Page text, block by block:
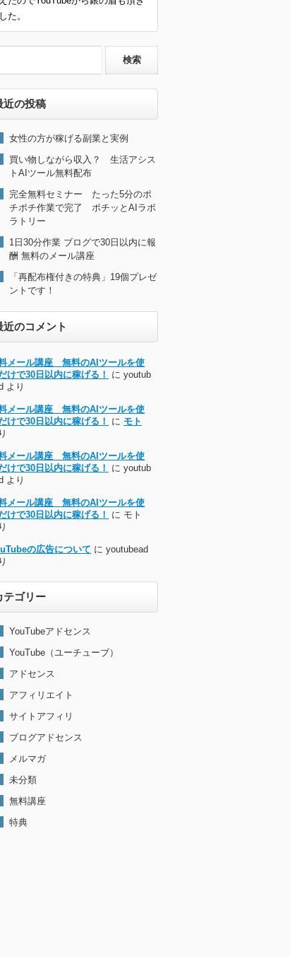
た。
近の投稿
女性の方が稼げる副業と実例
買い物しながら収入？ 生活アシス
トAIツール無料配布
完全無料セミナー たった5分のポ
チポチ作業で完了 ポチッとAIラボ
ラトリー
1日30分作業 ブログで30日以内に報
酬 無料のメール講座
「再配布権付きの特典」19個プレゼ
ントです！
近のコメント
メール講座 無料のAIツールを使
けで30日以内に稼げる！
に youtub
より
メール講座 無料のAIツールを使
けで30日以内に稼げる！
に モト
メール講座 無料のAIツールを使
けで30日以内に稼げる！
に youtub
より
メール講座 無料のAIツールを使
けで30日以内に稼げる！
に モト
の広告について に youtubead
テゴリー
YouTubeアドセンス
YouTube（ユーチューブ）
アドセンス
アフィリエイト
サイトアフィリ
ブログアドセンス
メルマガ
未分類
無料講座
特典